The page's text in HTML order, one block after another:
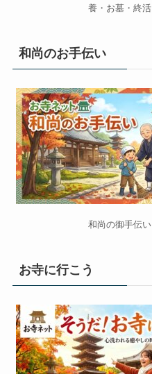
養・お墓・終活
和尚のお手伝い
和尚の御手伝い
お寺に行こう